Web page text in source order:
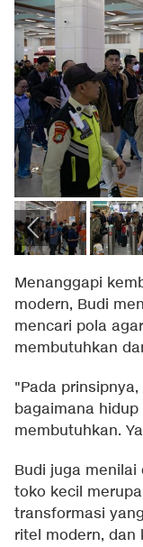
Menanggapi
modern, Budi
mencari pola
membutuhkan
"Pada
bagaimana
membutuhkan.
Budi juga
toko kecil
transformasi
ritel modern, dan